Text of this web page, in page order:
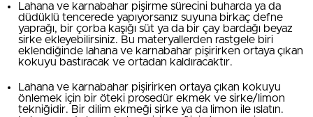
Lahana ve karnabahar pişirme sürecini buharda ya da
düdüklü tencerede yapıyorsanız suyuna birkaç defne
yaprağı, bir çorba kaşığı süt ya da bir çay bardağı beyaz
sirke ekleyebilirsiniz. Bu materyallerden rastgele biri
eklendiğinde lahana ve karnabahar pişirirken ortaya çıkan
kokuyu bastıracak ve ortadan kaldıracaktır.
Lahana ve karnabahar pişirirken ortaya çıkan kokuyu
önlemek için bir öteki prosedür ekmek ve sirke/limon
tekniğidir. Bir dilim ekmeği sirke ya da limon ile ıslatın.